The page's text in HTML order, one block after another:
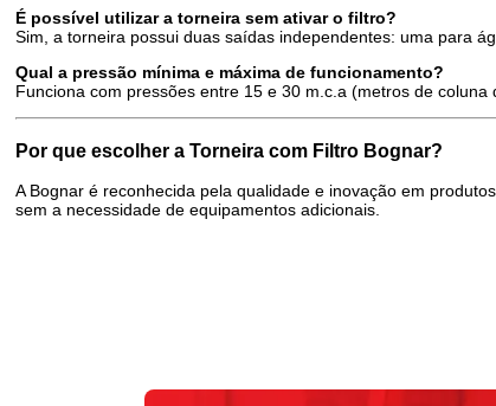
É possível utilizar a torneira sem ativar o filtro?
Sim, a torneira possui duas saídas independentes: uma para
Qual a pressão mínima e máxima de funcionamento?
Funciona com pressões entre 15 e 30 m.c.a (metros de coluna
Por que escolher a Torneira com Filtro Bognar?
A Bognar é reconhecida pela qualidade e inovação em
sem a necessidade de equipamentos adicionais.